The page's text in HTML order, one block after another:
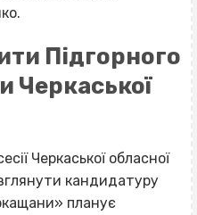
Підгорного
Черкаської
Черкаської обласної
кандидатуру
планує